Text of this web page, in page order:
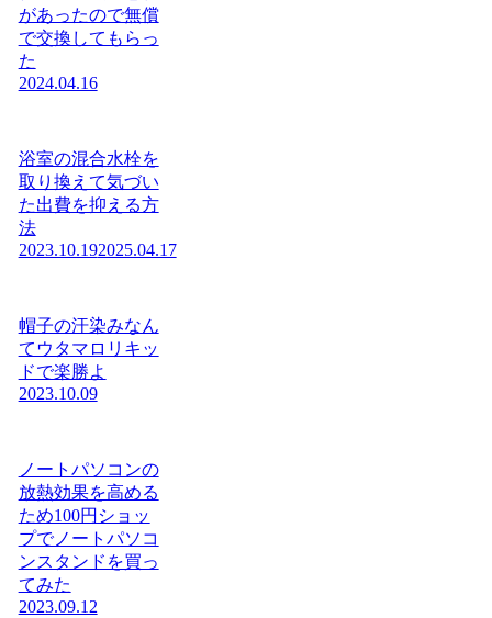
があったので無償
で交換してもらっ
た
2024.04.16
浴室の混合水栓を
取り換えて気づい
た出費を抑える方
法
2023.10.192025.04.17
帽子の汗染みなん
てウタマロリキッ
ドで楽勝よ
2023.10.09
ノートパソコンの
放熱効果を高める
ため100円ショッ
プでノートパソコ
ンスタンドを買っ
てみた
2023.09.12